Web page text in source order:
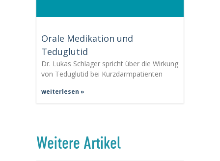
Orale Medikation und
Teduglutid
Dr. Lukas Schlager spricht über die Wirkung
von Teduglutid bei Kurzdarmpatienten
weiterlesen »
Weitere Artikel